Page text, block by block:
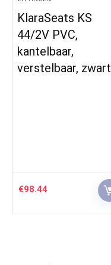
KlaraSeats KS
44/2V PVC,
kantelbaar,
verstelbaar, zwart
€98.44